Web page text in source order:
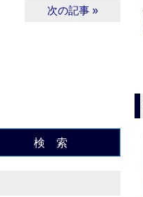
次の記事 »
検 索